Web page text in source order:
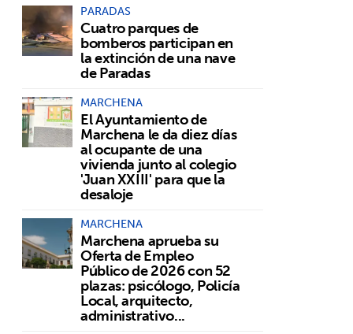
PARADAS
Cuatro parques de
bomberos participan en
la extinción de una nave
de Paradas
MARCHENA
El Ayuntamiento de
Marchena le da diez días
al ocupante de una
vivienda junto al colegio
'Juan XXIII' para que la
desaloje
MARCHENA
Marchena aprueba su
Oferta de Empleo
Público de 2026 con 52
plazas: psicólogo, Policía
Local, arquitecto,
administrativo...